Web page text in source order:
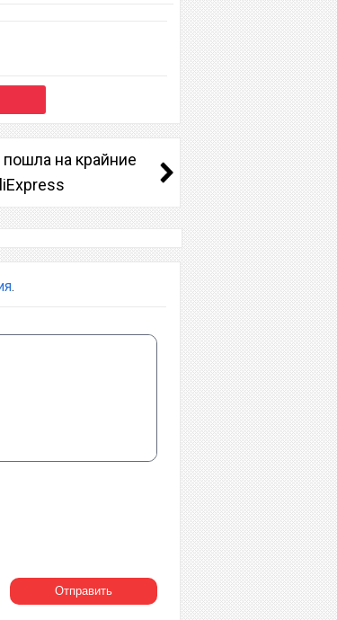
на крайние
.